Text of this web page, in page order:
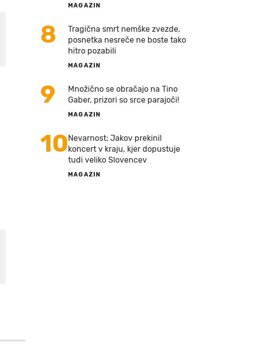
MAGAZIN
8
Tragična smrt nemške zvezde,
posnetka nesreče ne boste tako
hitro pozabili
MAGAZIN
9
Množično se obračajo na Tino
Gaber, prizori so srce parajoči!
MAGAZIN
10Nevarnost: Jakov prekinil
koncert v kraju, kjer dopustuje
tudi veliko Slovencev
MAGAZIN